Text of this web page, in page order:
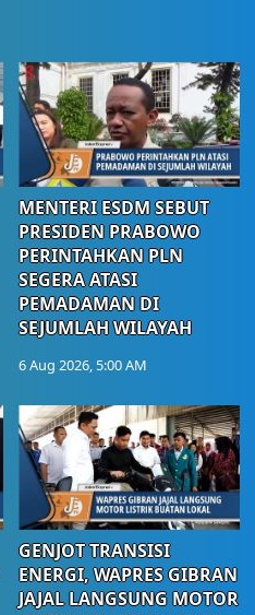
MENTERI ESDM SEBUT
PRESIDEN PRABOWO
PERINTAHKAN PLN
SEGERA ATASI
PEMADAMAN DI
SEJUMLAH WILAYAH
6 Aug 2026, 5:00 AM
GENJOT TRANSISI
ENERGI, WAPRES GIBRAN
JAJAL LANGSUNG MOTOR